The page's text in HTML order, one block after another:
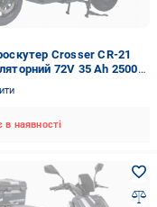
Crosser CR-21
72V 35 Ah 2500W
наявності